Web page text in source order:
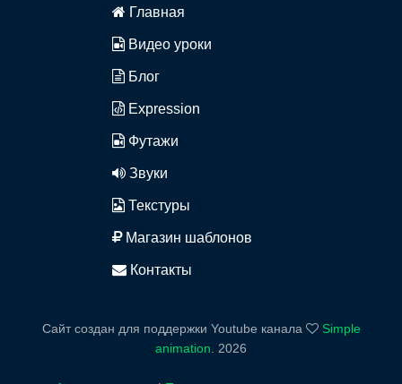
Главная
Видео уроки
Блог
Expression
Футажи
Звуки
Текстуры
Магазин шаблонов
Контакты
Сайт создан для поддержки Youtube канала
Simple
animation. 2026